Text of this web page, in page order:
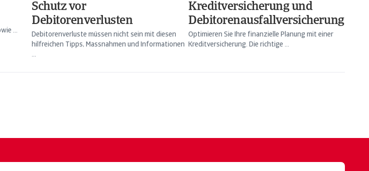
...
Schutz vor
Debitorenverlusten
Debitorenverluste müssen nicht sein mit diesen
hilfreichen Tipps, Massnahmen und Informationen
...
Kreditversicherung und
Debitorenausfallversicherung
Optimieren Sie Ihre finanzielle Planung mit einer
Kreditversicherung. Die richtige ...